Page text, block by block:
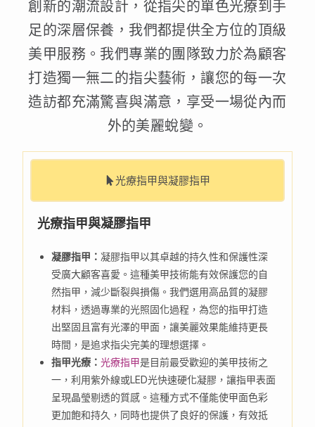
創新的潮流設計，從指尖的單色光療到手
足的深層保養，我們都提供全方位的頂級
美甲服務。我們專業的團隊致力於為顧客
打造獨一無二的指尖藝術，讓您的每一次
造訪都充滿驚喜與滿意，享受一場從內而
外的美麗蛻變。
光療指甲與凝膠指甲
光療指甲與凝膠指甲
凝膠指甲： 凝膠指甲以其卓越的持久性和保護性深
受廣大顧客喜愛。這種美甲技術能有效保護您的自
然指甲，減少斷裂與損傷。我們選用高品質的凝膠
材料，透過專業的光照固化過程，為您的指甲打造
出堅固且富有光澤的甲面，讓美麗效果能維持更長
時間，是追求指尖完美的理想選擇。
指甲光療：光療指甲是目前最受歡迎的美甲技術之
一，利用紫外線或LED光快速硬化凝膠，讓指甲表面
呈現晶瑩剔透的質感。這種方式不僅能使甲面色彩
更加飽和持久，同時也提供了良好的保護，有效抵